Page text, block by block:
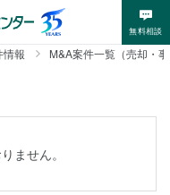
無料相談
情報 M&A案件一覧（売却・
ません。